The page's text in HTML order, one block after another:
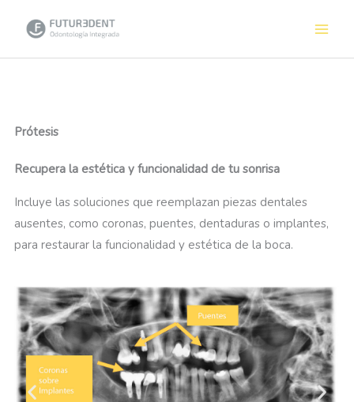
Prótesis
Recupera la estética y funcionalidad de tu sonrisa
Incluye las soluciones que reemplazan piezas dentales
ausentes, como coronas, puentes, dentaduras o implantes,
para restaurar la funcionalidad y estética de la boca.